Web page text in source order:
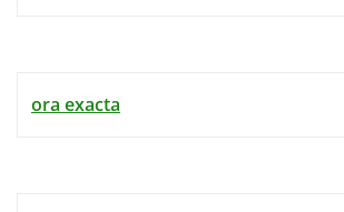
ora exacta